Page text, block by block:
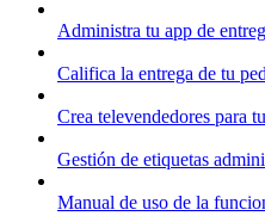
Administra tu app de
Califica la entrega de tu
Crea televendedores para
Gestión de etiquetas
Manual de uso de la